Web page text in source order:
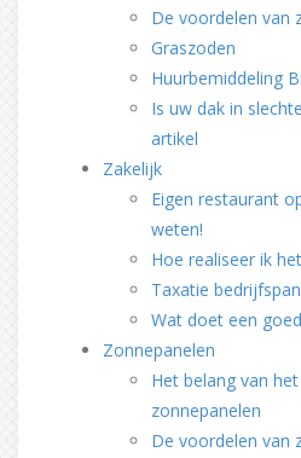
De voordelen van
Graszoden
Huurbemiddeling
Is uw dak in
artikel
Zakelijk
Eigen restaurant
weten!
Hoe realiseer ik
Taxatie
Wat doet een
Zonnepanelen
Het belang van
zonnepanelen
De voordelen van